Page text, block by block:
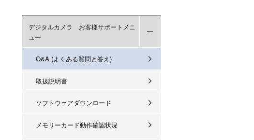
デジタルカメラ お客様サポートメニ
ュー
Q&A (よくある質問と答え)
取扱説明書
ソフトウェアダウンロード
メモリーカード動作確認状況